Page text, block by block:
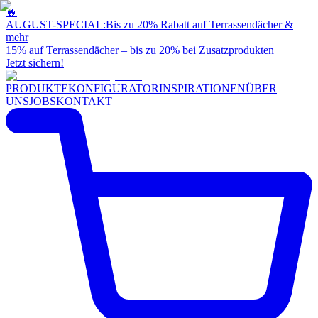
🔥
AUGUST-SPECIAL:Bis zu 20% Rabatt auf Terrassendächer &
mehr
15% auf Terrassendächer – bis zu 20% bei Zusatzprodukten
Jetzt sichern!
PRODUKTEKONFIGURATORINSPIRATIONENÜBER
UNSJOBSKONTAKT